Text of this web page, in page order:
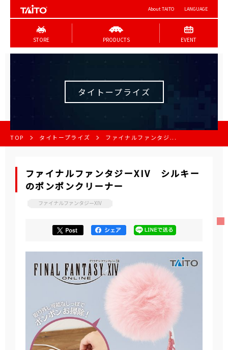
About TAITO LANGUAGE
STORE PRODUCTS EVENT
タイトープライズ
TOP タイトープライズ ファイナルファンタジ...
ファイナルファンタジーXIV シルキー
のポンポンクリーナー
ファイナルファンタジーXIV